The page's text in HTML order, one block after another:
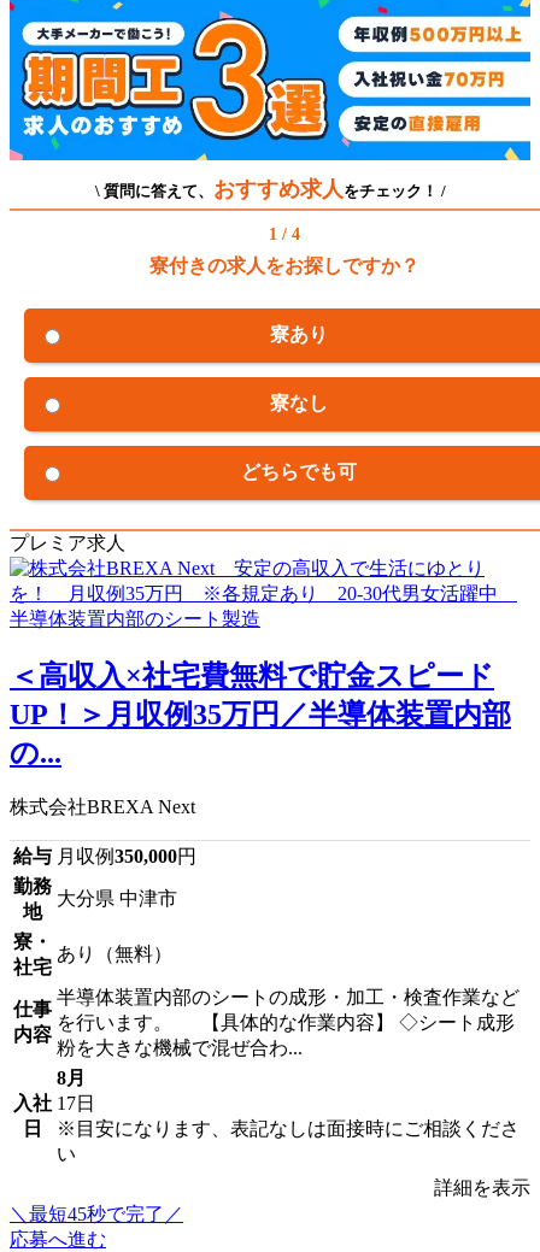
\ 質問に答えて、 おすすめ求人 をチェック！ /
1 / 4
寮付きの求人をお探しですか？
寮あり
寮なし
どちらでも可
プレミア求人
＜高収入×社宅費無料で貯金スピード
UP！＞月収例35万円／半導体装置内部
の...
株式会社BREXA Next
給与 月収例350,000円
勤務
地
大分県 中津市
寮・
社宅
あり（無料）
仕事
内容
半導体装置内部のシートの成形・加工・検査作業など
を行います。 【具体的な作業内容】 ◇シート成形
粉を大きな機械で混ぜ合わ...
入社
日
8月
17日
※目安になります、表記なしは面接時にご相談くださ
い
詳細を表示
＼最短45秒で完了／
応募へ進む